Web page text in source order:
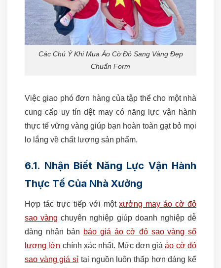
Các Chú Ý Khi Mua Áo Cờ Đỏ Sang Vàng Đẹp
Chuẩn Form
Việc giao phó đơn hàng của tập thể cho một nhà
cung cấp uy tín dệt may có năng lực vận hành
thực tế vững vàng giúp bạn hoàn toàn gạt bỏ mọi
lo lắng về chất lượng sản phẩm.
6.1. Nhận Biết Năng Lực Vận Hành
Thực Tế Của Nhà Xưởng
Hợp tác trực tiếp với mộtxưởng may áo cờ đỏ
sao vàng chuyên nghiệp giúp doanh nghiệp dễ
dàng nhận bản báo giá áo cờ đỏ sao vàng số
lượng lớn chính xác nhất. Mức đơn giááo cờ đỏ
sao vàng giá sỉ tại nguồn luôn thấp hơn đáng kể